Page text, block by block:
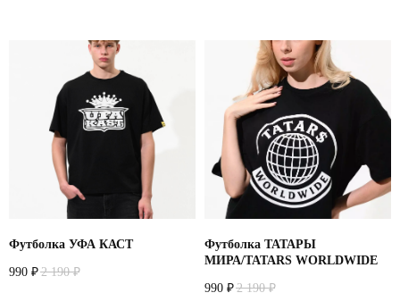
Футболка УФА КАСТ
990 ₽ 2 190 ₽
Футболка ТАТАРЫ
МИРА/TATARS WORLDWIDE
990 ₽ 2 190 ₽